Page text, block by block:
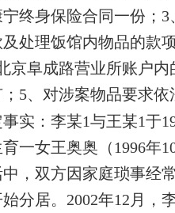
终身保险合同一份；3
处理饭馆内物品的款
京阜成路营业所账户内
5、对涉案物品要求依
实：李某1与王某1于
一女王奥奥（1996年
，双方因家庭琐事经
分居。2002年12月，